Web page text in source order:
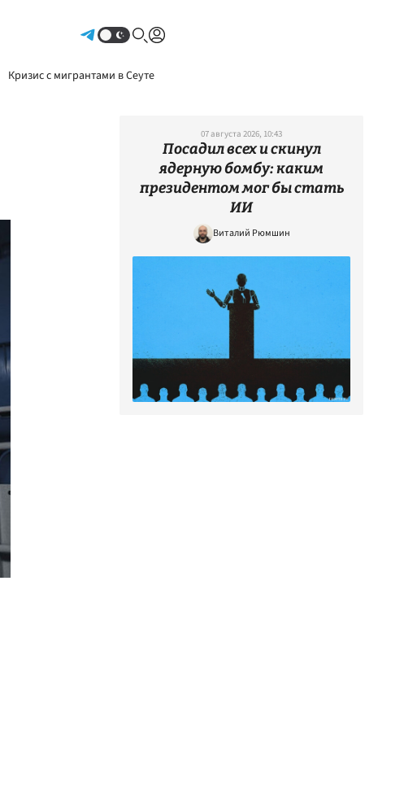
Кризис с мигрантами в Сеуте
07 августа 2026, 10:43
Посадил всех и скинул
ядерную бомбу: каким
президентом мог бы стать
ИИ
Виталий Рюмшин